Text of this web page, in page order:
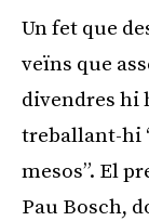
Un fet que
veïns que
divendres hi
treballant-hi
mesos”. El
Pau Bosch,